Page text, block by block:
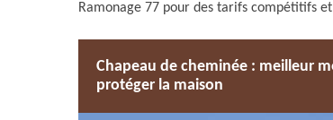
Ramonage 77 pour des tarifs compétitifs
Chapeau de cheminée : meilleur
protéger la maison